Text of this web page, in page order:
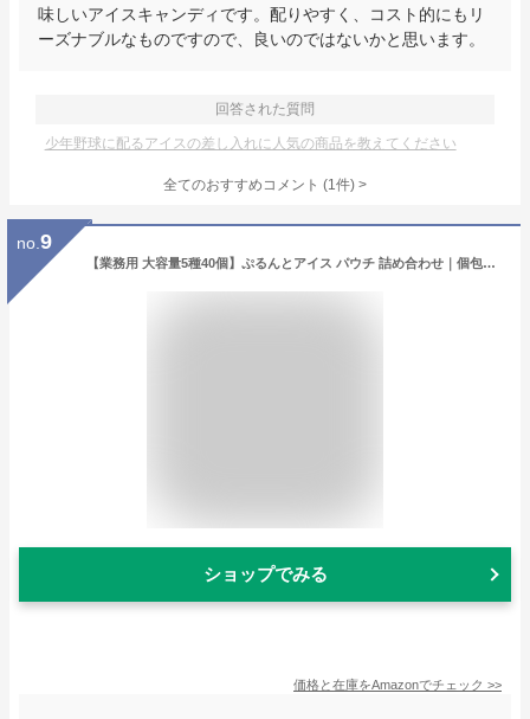
味しいアイスキャンディです。配りやすく、コスト的にもリ
ーズナブルなものですので、良いのではないかと思います。
回答された質問
少年野球に配るアイスの差し入れに人気の商品を教えてください
全てのおすすめコメント (1件) >
no. 9
【業務用 大容量5種40個】ぷるんとアイス パウチ 詰め合わせ｜個包装 お菓子 ばらまき イベント用 カフェオレ・グレープ・みかん・コーラ・ソーダ
ショップでみる
価格と在庫をAmazonでチェック >>